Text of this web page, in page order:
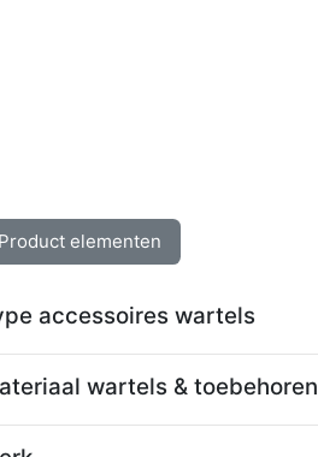
Product elementen
accessoires wartels
wartels & toebehoren